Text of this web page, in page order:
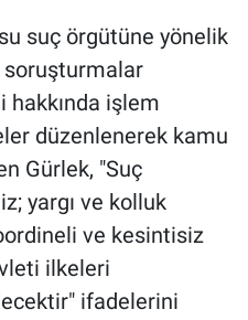
suç örgütüne yönelik
soruşturmalar
hakkında işlem
düzenlenerek kamu
Gürlek, "Suç
yargı ve kolluk
ve kesintisiz
ilkeleri
ifadelerini